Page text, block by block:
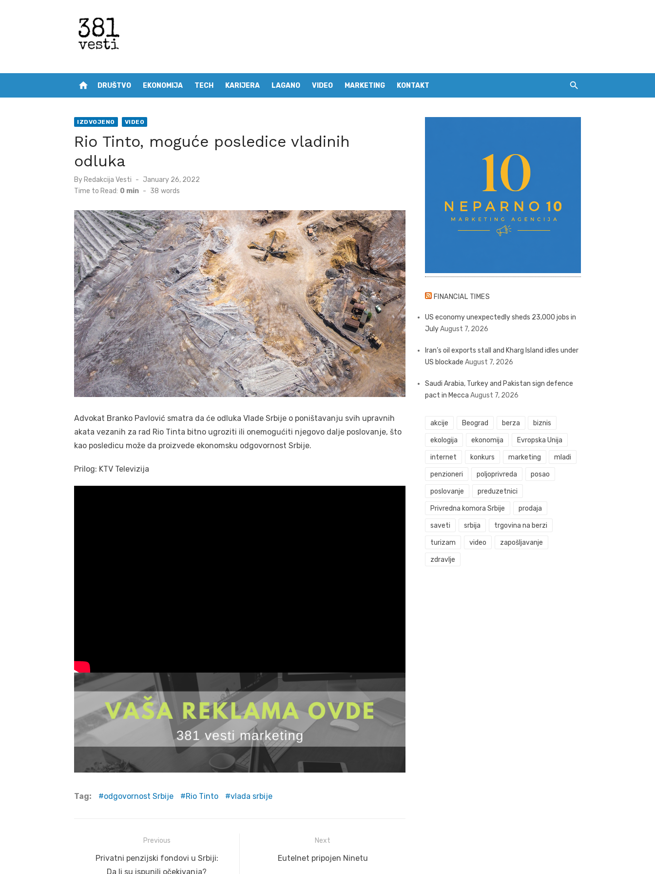
home DRUŠTVO EKONOMIJA TECH KARIJERA LAGANO VIDEO MARKETING KONTAKT
IZDVOJENO VIDEO
Rio Tinto, moguće posledice vladinih
odluka
By Redakcija Vesti
Posted
January 26, 2022
Time to Read: 0 min - 38 words
Advokat Branko Pavlović smatra da će odluka Vlade Srbije o poništavanju svih upravnih
akata vezanih za rad Rio Tinta bitno ugroziti ili onemogućiti njegovo dalje poslovanje, što
kao posledicu može da proizvede ekonomsku odgovornost Srbije.
Prilog: KTV Televizija
Tag: odgovornost Srbije Rio Tinto vlada srbije
navigation
Previous
Previous
post:
Privatni penzijski fondovi u Srbiji:
Da li su ispunili očekivanja?
Next
Next
Eutelnet pripojen Ninetu
FINANCIAL TIMES
US economy unexpectedly sheds 23,000 jobs in
JulyAugust 7, 2026
Iran’s oil exports stall and Kharg Island idles under
US blockade August 7, 2026
Saudi Arabia, Turkey and Pakistan sign defence
pact in Mecca August 7, 2026
akcije Beograd berza biznis
ekologija ekonomija Evropska Unija
internet konkurs marketing mladi
penzioneri poljoprivreda posao
poslovanje preduzetnici
Privredna komora Srbije prodaja
saveti srbija trgovina na berzi
turizam video zapošljavanje
zdravlje